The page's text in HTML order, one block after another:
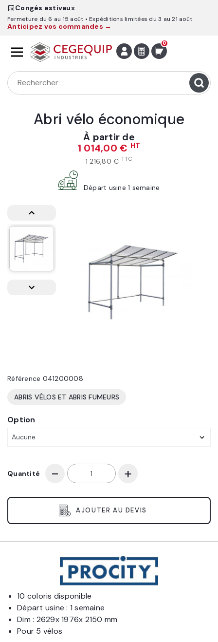
Congés estivaux
Fermeture du 6 au 15 août Expéditions limitées du 3 au 21 août
Anticipez vos commandes →
0
Abri vélo économique
À partir de
1 014,00 € HT
1 216,80 € TTC
Départ usine 1 semaine
Référence 041200008
ABRIS VÉLOS ET ABRIS FUMEURS
Option
Quantité
AJOUTER AU DEVIS
10 coloris disponible
Départ usine : 1 semaine
Dim : 2629x 1976x 2150 mm
Pour 5 vélos